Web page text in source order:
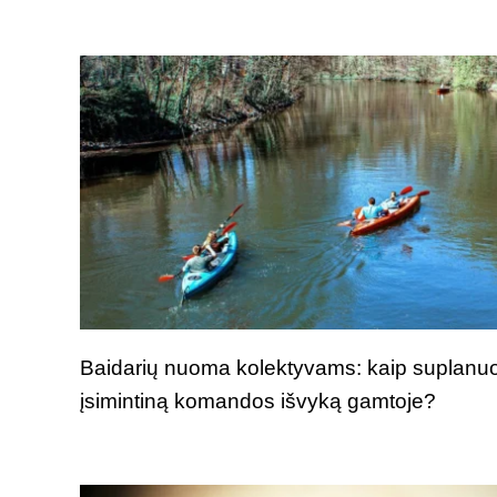
Baidarių nuoma kolektyvams: kaip
įsimintiną komandos išvyką gamtoje?